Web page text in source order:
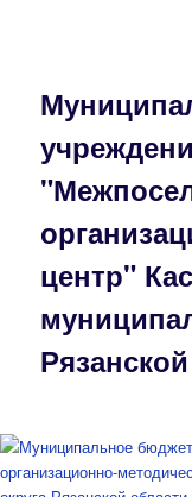
центр"